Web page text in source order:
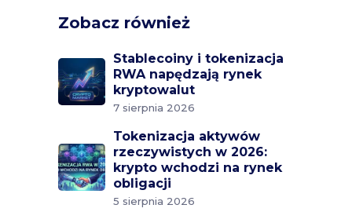
Zobacz również
Stablecoiny i tokenizacja
RWA napędzają rynek
kryptowalut
7 sierpnia 2026
Tokenizacja aktywów
rzeczywistych w 2026:
krypto wchodzi na rynek
obligacji
5 sierpnia 2026